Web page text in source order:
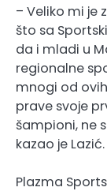
– Veliko mi je
što sa
da i mladi u
regionalne
mnogi od
prave svoje
šampioni, ne
kazao je Lazić.
Plazma